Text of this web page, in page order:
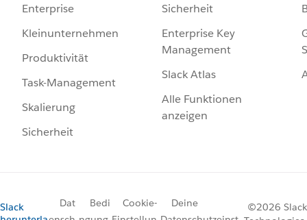
Enterprise
Kleinunternehmen
Produktivität
Task-Management
Skalierung
Sicherheit
Sicherheit
Enterprise Key
Management
Slack Atlas
Alle Funktionen
anzeigen
Slack
Dat
Bedi
Cookie-
Deine
©2026 Slack